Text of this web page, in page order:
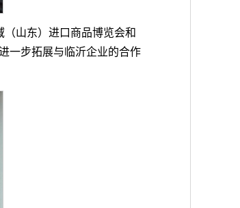
山东）进口商品博览会和
一步拓展与临沂企业的合作